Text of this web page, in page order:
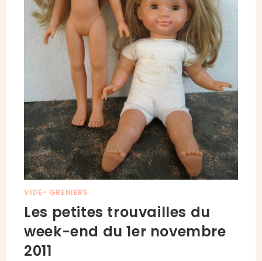
VIDE- GRENIERS
Les petites trouvailles du
week-end du 1er novembre
2011